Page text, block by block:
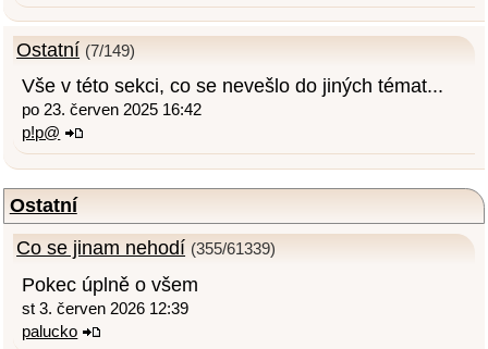
Ostatní (7/149)
Vše v této sekci, co se nevešlo do jiných témat...
po 23. červen 2025 16:42
p!p@
Ostatní
Co se jinam nehodí (355/61339)
Pokec úplně o všem
st 3. červen 2026 12:39
palucko